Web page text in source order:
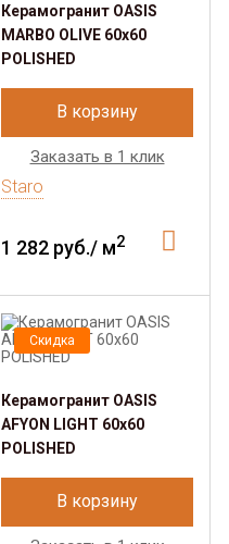
Керамогранит OASIS
MARBO OLIVE 60x60
POLISHED
В корзину
Заказать в 1 клик
Staro
1 282 руб./ м2
Скидка
Керамогранит OASIS
AFYON LIGHT 60х60
POLISHED
В корзину